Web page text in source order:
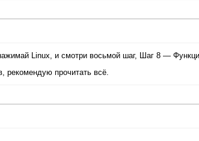
Linux, и смотри восьмой шаг, Шаг 8 —
рекомендую прочитать всё.